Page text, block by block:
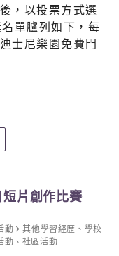
，以投票方式選
單臚列如下，每
士尼樂園免費門
片創作比賽
動 其他學習經歷 、 學校
動 、 社區活動